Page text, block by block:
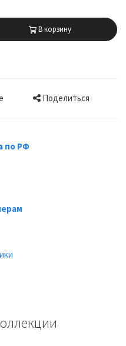
В корзину
Поделиться
по РФ